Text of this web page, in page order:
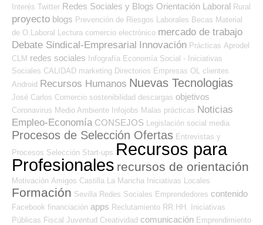
Interés Twitter Redes Sociales y Blogs Orientación Laboral Rural
proyecto blogs Prevención de Riesgos Laborales Becas Material
de O.Laboral Lectura comercio electrónico mercado de trabajo
Debate Sindical-Empresarial Innovación Prácticas Aprodel
CLM redes sociales Infografía Economía Social - Iniciativas
Sociales CALIDAD marketing Directorios Empresas OL
clientes
Android Recursos Humanos Nuevas Tecnologias
José Carlos Comercio sostenibilidad descargas objetivos
Coronavirus Medio Ambiente Infojobs Malas prácticas Noticias
Empleo-Economía CONSEJOS Legislación social media
Procesos de Selección Ofertas Entrevistas y
Procesos Selección Start-ups Recursos para
Profesionales recursos de orientación
Motivación Amigos Castilla La Mancha Iniciativas Locales
Formación Sevilla Redes Sociales Emprendedores contenido
Facebook financiación apps Reclutamiento RR.HH.
Iniciativas
Públicas Fiscal Juventud Creatividad comunicación Emprendimiento